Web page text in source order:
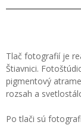
Tlač fotografií je
Štiavnici.
pigmentový
rozsah a
Po tlači sú